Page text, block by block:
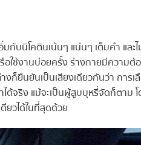
กับนิโคตินเน้นๆ แน่นๆ เต็มคำ แล
อใช้งานบ่อยครั้ง ร่างกายมีความ
งก็ยืนยันเป็นเสียงเดียวกันว่า การเ
ด้จริง แม้จะเป็นผู้สูบบุหรี่จัดก็ตา
ยวได้ในที่สุดด้วย